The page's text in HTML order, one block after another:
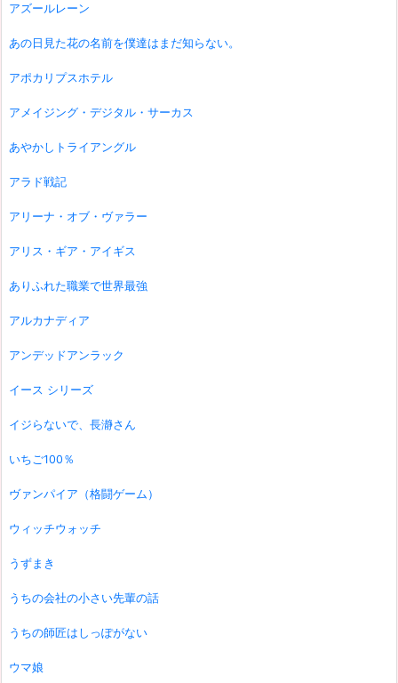
アズールレーン
あの日見た花の名前を僕達はまだ知らない。
アポカリプスホテル
アメイジング・デジタル・サーカス
あやかしトライアングル
アラド戦記
アリーナ・オブ・ヴァラー
アリス・ギア・アイギス
ありふれた職業で世界最強
アルカナディア
アンデッドアンラック
イース シリーズ
イジらないで、長瀞さん
いちご100％
ヴァンパイア（格闘ゲーム）
ウィッチウォッチ
うずまき
うちの会社の小さい先輩の話
うちの師匠はしっぽがない
ウマ娘